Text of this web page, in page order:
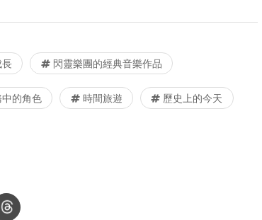
閃靈樂團的經典音樂作品
的角色 時間旅遊 歷史上的今天